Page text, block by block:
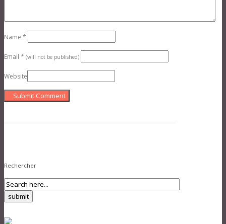
Name *
Email * (will not be published)
Website
Submit Comment
Rechercher